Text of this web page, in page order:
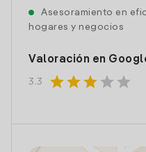
Asesoramiento en
hogares y negocios
Valoración en
3.3 starstarstar star star